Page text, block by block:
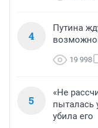
4
Путина
19 998
5
«Не
пыталась
убила его